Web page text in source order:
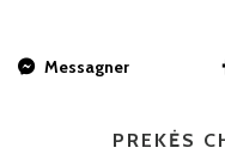
Messagner
PREKĖS